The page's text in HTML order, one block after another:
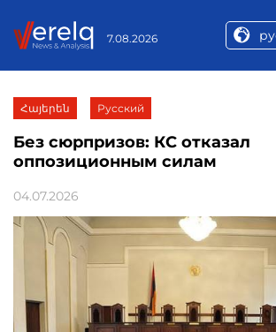
7.08.2026
Հայերեն Русский
Без сюрпризов: КС отказал
оппозиционным силам
04.07.2026